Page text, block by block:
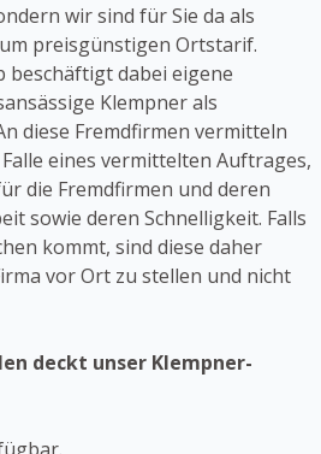
wir sind für Sie da als
preisgünstigen Ortstarif.
beschäftigt dabei eigene
Klempner als
diese Fremdfirmen vermitteln
eines vermittelten Auftrages,
die Fremdfirmen und deren
sowie deren Schnelligkeit. Falls
kommt, sind diese daher
vor Ort zu stellen und nicht
deckt unser Klempner-